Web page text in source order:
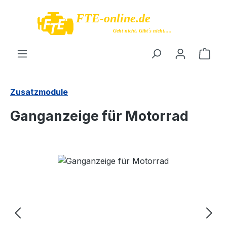
Zum Hauptinhalt springen
Zusatzmodule
Ganganzeige für Motorrad
Bildergalerie überspringen